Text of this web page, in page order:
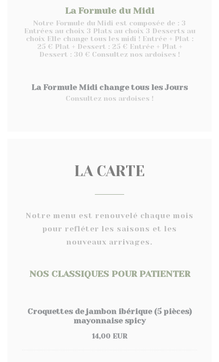
La Formule du Midi
Notre Formule du Midi est composée de : 3
Entrées au choix 3 Plats au choix 3 Desserts au
choix Elle change tous les midi ! Entrée + Plat :
25 € Plat + Dessert : 25 € Entrée + Plat +
Dessert : 30 € Consultez nos ardoises !
La Formule Midi change tous les Jours
Consultez nos ardoises !
LA CARTE
Notre menu est renouvelé chaque mois
pour refléter les saisons et les
nouveaux arrivages.
NOS CLASSIQUES POUR PATIENTER
Croquettes de jambon ibérique (5 pièces)
mayonnaise spicy
14,00 EUR